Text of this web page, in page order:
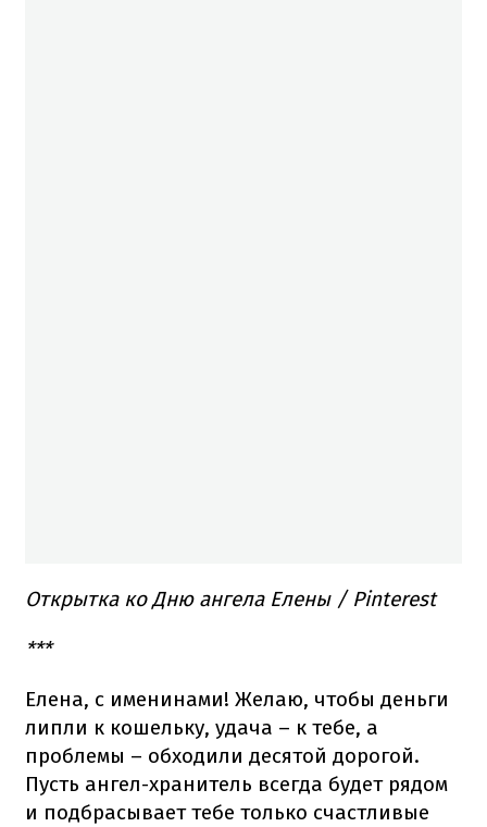
Открытка ко Дню ангела Елены / Pinterest
***
Елена, с именинами! Желаю, чтобы деньги
липли к кошельку, удача – к тебе, а
проблемы – обходили десятой дорогой.
Пусть ангел-хранитель всегда будет рядом
и подбрасывает тебе только счастливые